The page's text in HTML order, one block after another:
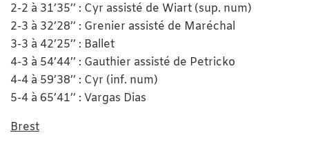
2-2 à 31’35’’ : Cyr assisté de Wiart (sup. num)
2-3 à 32’28’’ : Grenier assisté de Maréchal
3-3 à 42’25’’ : Ballet
4-3 à 54’44’’ : Gauthier assisté de Petricko
4-4 à 59’38’’ : Cyr (inf. num)
5-4 à 65’41’’ : Vargas Dias
Brest